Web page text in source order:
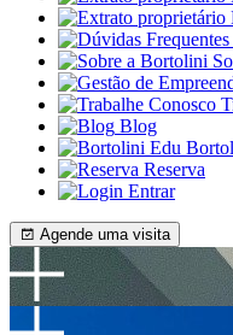
Blog
Reserva
Entrar
Agende uma visita